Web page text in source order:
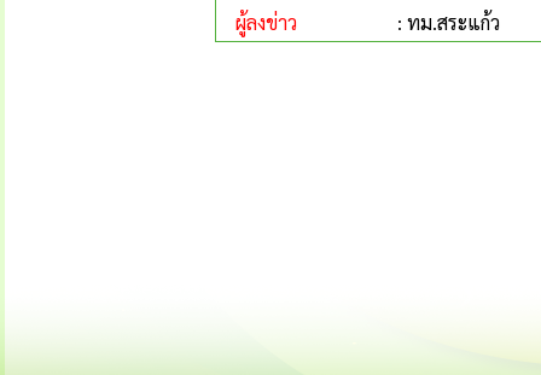
ผู้ลงข่าว
: ทม.สระแก้ว